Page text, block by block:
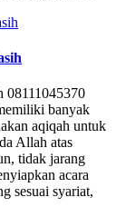
08111045370
banyak
aqiqah untuk
Allah atas
tidak jarang
acara
sesuai syariat,